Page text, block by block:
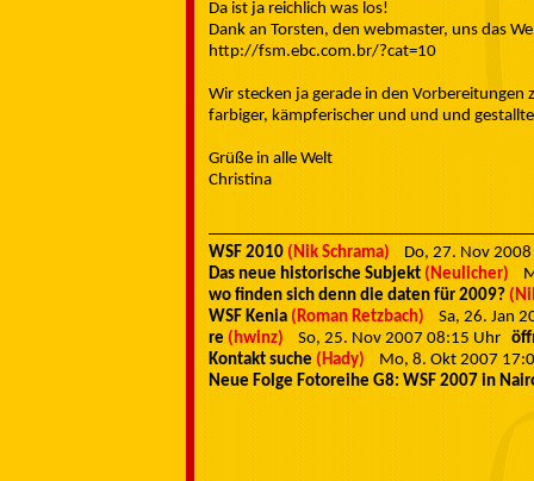
Da ist ja reichlich was los!
Dank an Torsten, den webmaster, uns das
http://fsm.ebc.com.br/?cat=10
Wir stecken ja gerade in den Vorbereitungen
farbiger, kämpferischer und und und
Grüße in alle Welt
Christina
WSF 2010 (Nik Schrama)
Do, 27. Nov
Das neue historische Subjekt (Neulicher)
wo finden sich denn die daten für 2009?
WSF Kenia (Roman Retzbach)
Sa, 26. Jan
re (hwinz) So, 25. Nov 2007 08:15 Uhr
Kontakt suche (Hady)
Mo, 8. Okt 2007
Neue Folge Fotoreihe G8: WSF 2007 in